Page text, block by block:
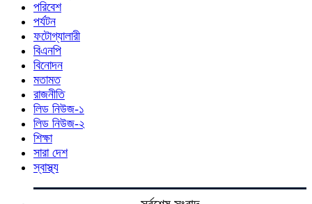
পরিবেশ
পর্যটন
ফটোগ্যালারী
বিএনপি
বিনোদন
মতামত
রাজনীতি
লিড নিউজ-১
লিড নিউজ-২
শিক্ষা
সারা দেশ
স্বাস্থ্য